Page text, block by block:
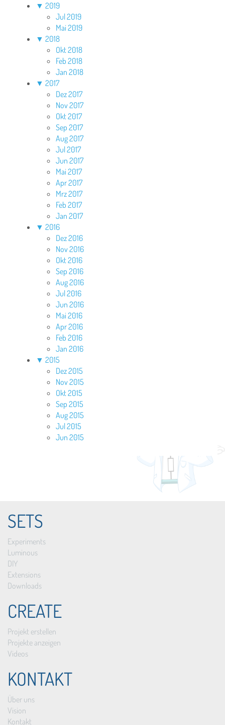
▼ 2019
Jul 2019
Mai 2019
▼ 2018
Okt 2018
Feb 2018
Jan 2018
▼ 2017
Dez 2017
Nov 2017
Okt 2017
Sep 2017
Aug 2017
Jul 2017
Jun 2017
Mai 2017
Apr 2017
Mrz 2017
Feb 2017
Jan 2017
▼ 2016
Dez 2016
Nov 2016
Okt 2016
Sep 2016
Aug 2016
Jul 2016
Jun 2016
Mai 2016
Apr 2016
Feb 2016
Jan 2016
▼ 2015
Dez 2015
Nov 2015
Okt 2015
Sep 2015
Aug 2015
Jul 2015
Jun 2015
SETS
Experiments
Luminous
DIY
Extensions
Downloads
CREATE
Projekt erstellen
Projekte anzeigen
Videos
KONTAKT
Über uns
Vision
Kontakt